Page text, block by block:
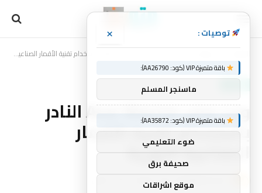
وجد صابر Avar Warrior النادر
باستخدام تقنية الأقمار
الصناعية الثورية
لا توجد تعليقات
توصيات : ×
باقة متميزة VIP (كود: AA26790):
ماسنجر المسلم
باقة متميزة VIP (كود: AA35872):
ضوء التعليمي
صحيفة برق
موقع اشراقات